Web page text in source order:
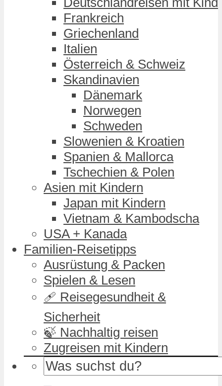
Frankreich
Griechenland
Italien
Österreich & Schweiz
Skandinavien
Dänemark
Norwegen
Schweden
Slowenien & Kroatien
Spanien & Mallorca
Tschechien & Polen
Asien mit Kindern
Japan mit Kindern
Vietnam & Kambodscha
USA + Kanada
Familien-Reisetipps
Ausrüstung & Packen
Spielen & Lesen
🩹 Reisegesundheit &
Sicherheit
🍃 Nachhaltig reisen
Zugreisen mit Kindern